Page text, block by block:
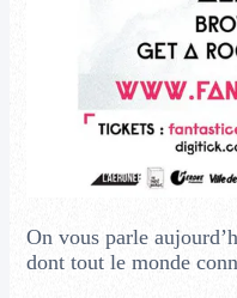
On vous parle
dont tout le monde